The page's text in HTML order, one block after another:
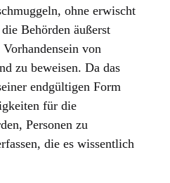
ohne erwischt
Behörden äußerst
von
zu beweisen. Da das
endgültigen Form
für die
Personen zu
die es wissentlich